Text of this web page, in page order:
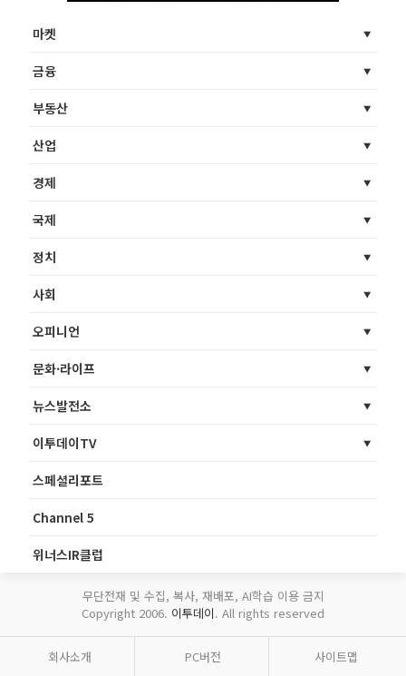
마켓
금융
부동산
산업
경제
국제
정치
사회
오피니언
문화·라이프
뉴스발전소
이투데이TV
스페셜리포트
Channel 5
위너스IR클럽
무단전재 및 수집, 복사, 재배포, AI학습 이용 금지
Copyright 2006. 이투데이. All rights reserved
회사소개 PC버전 사이트맵